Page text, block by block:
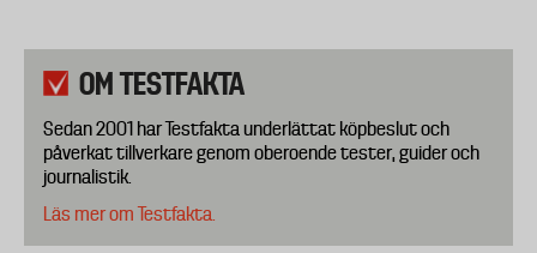
OM TESTFAKTA
Sedan 2001 har Testfakta underlättat köpbeslut och
påverkat tillverkare genom oberoende tester, guider och
journalistik.
Läs mer om Testfakta.